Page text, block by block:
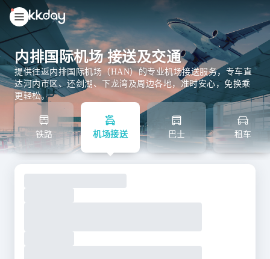
unread
notifications
内排国际机场 接送及交通
提供往返内排国际机场（HAN）的专业机场接送服务，专车直
达河内市区、还剑湖、下龙湾及周边各地，准时安心，免换乘
更轻松。
铁路 机场接送 巴士 租车